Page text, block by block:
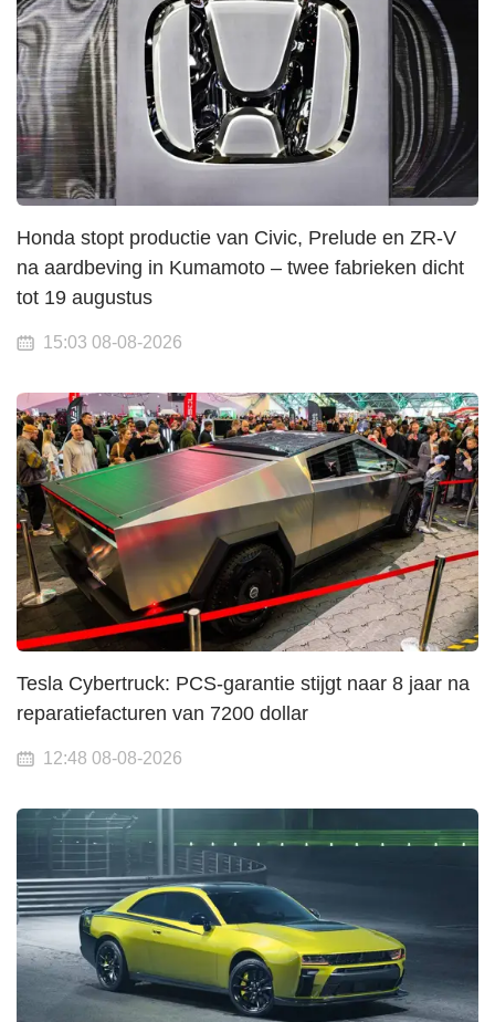
Honda stopt productie van Civic, Prelude en ZR-V
na aardbeving in Kumamoto – twee fabrieken dicht
tot 19 augustus
15:03 08-08-2026
Tesla Cybertruck: PCS-garantie stijgt naar 8 jaar na
reparatiefacturen van 7200 dollar
12:48 08-08-2026